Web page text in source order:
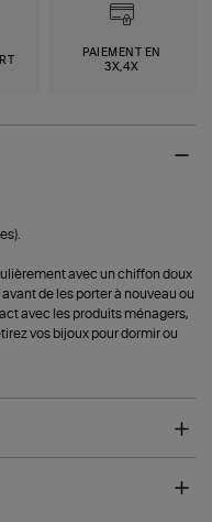
PAIEMENT EN
3X,4X
avec un chiffon doux
de les porter à nouveau ou
avec les produits ménagers,
vos bijoux pour dormir ou